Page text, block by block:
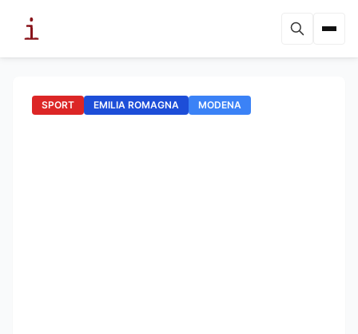
SPORT EMILIA ROMAGNA MODENA